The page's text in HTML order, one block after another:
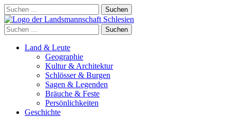
Skip
to
content
Suchen
nach:
Suchen
nach:
Land & Leute
Geographie
Kultur & Architektur
Schlösser & Burgen
Sagen & Legenden
Bräuche & Feste
Persönlichkeiten
Geschichte